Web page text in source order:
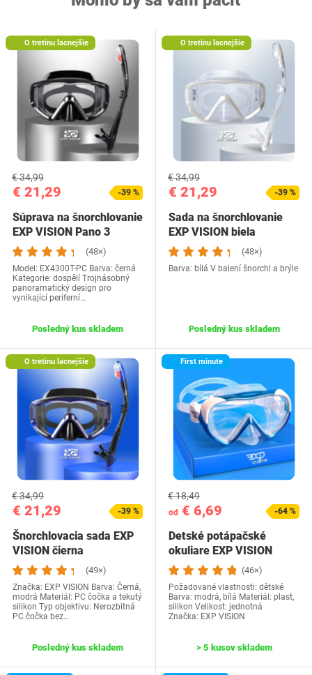
O tretinu lacnejšie
€ 21,29
€ 34,99
-39 %
Súprava na šnorchlovanie
EXP VISION Pano 3
čierne
(48×)
Model: EX4300T-PC Barva: černá
Kategorie: dospělí Trojnásobný
panoramatický design pro
vynikající periferní…
Posledný kus skladem
O tretinu lacnejšie
€ 21,29
€ 34,99
-39 %
Sada na šnorchlovanie
EXP VISION biela
(48×)
Barva: bílá V balení šnorchl a brýle
Posledný kus skladem
O tretinu lacnejšie
€ 21,29
€ 34,99
-39 %
Šnorchlovacia sada EXP
VISION čierna
(49×)
Značka: EXP VISION Barva: Černá,
modrá Materiál: PC čočka a tekutý
silikon Typ objektivu: Nerozbitná
PC čočka bez…
Posledný kus skladem
First minute
od € 6,69
€ 18,49
-64 %
Detské potápačské
okuliare EXP VISION
modré
(46×)
Požadované vlastnosti: dětské
Barva: modrá, bílá Materiál: plast,
silikon Velikost: jednotná
Značka: EXP VISION
> 5 kusov skladem